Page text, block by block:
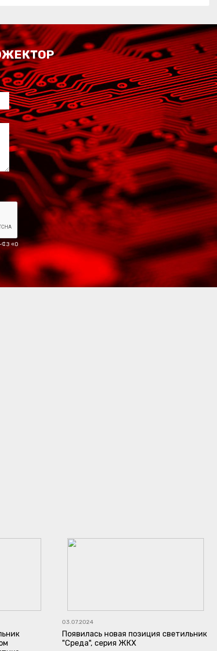
ФЗ «О
03.07.2024
Появилась новая позиция светильник
"Среда", серия ЖКХ